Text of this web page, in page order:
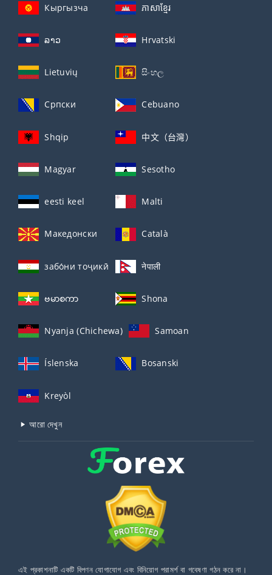
Кыргызча ភាសាខ្មែរ
ລາວ Hrvatski
Lietuvių සිංහල
Српски Cebuano
Shqip 中文（台灣）
Magyar Sesotho
eesti keel Malti
Македонски Català
забо́ни тоҷикӣ́ नेपाली
ဗမာစကာ Shona
Nyanja (Chichewa) Samoan
Íslenska Bosanski
Kreyòl
আরো দেখুন
এই প্রকাশনাটি একটি বিপণন যোগাযোগ এবং বিনিয়োগ পরামর্শ বা গবেষণা গঠন করে না।